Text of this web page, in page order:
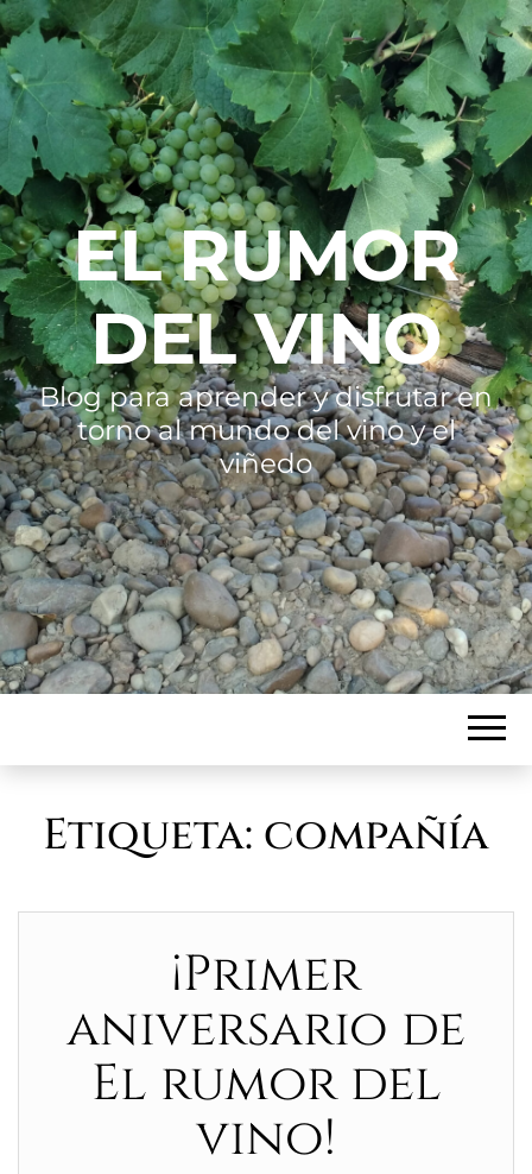
EL RUMOR
DEL VINO
Blog para aprender y disfrutar en
torno al mundo del vino y el
viñedo
Etiqueta: compañía
¡Primer
aniversario de
El rumor del
vino!